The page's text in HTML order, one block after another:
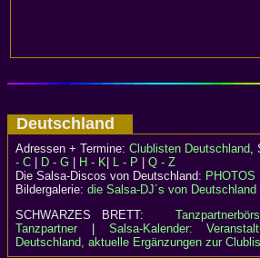
Deutschland
Adressen + Termine: Clublisten Deutschland,
- C
D - G H - K L - P
Q - Z
Die Salsa-Discos von Deutschland: PHOTOS
Bildergalerie: die Salsa-DJ´s von Deutschland
SCHWARZES BRETT:
Tanzpartner| Salsa-Kalender:
Deutschland, aktuelle Ergänzungen zur